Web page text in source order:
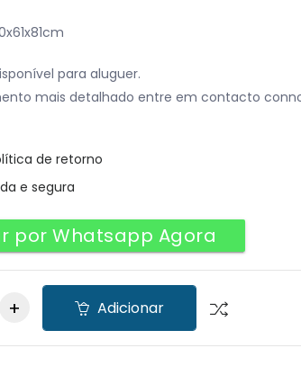
para aluguer.
mais detalhado entre em contacto
de retorno
e segura
por Whatsapp Agora
Adicionar